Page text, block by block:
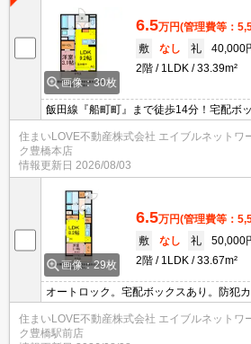
画像：30枚
6.5万円(管理費等：
敷
なし 礼
40,000
2階
1LDK 33.39m²
飯田線『船町町』まで徒歩14分！宅配ボ
心◎お気軽にお問い合わせください♪
住まいLOVE不動産株式会社 エイブルネットワ
ク豊橋本店
情報更新日 2026/08/03
画像：29枚
6.5万円(管理費等：
敷
なし 礼
50,000
2階
1LDK 33.67m²
オートロック。宅配ボックスあり。防犯カ
住まいLOVE不動産株式会社 エイブルネットワ
ク豊橋駅前店